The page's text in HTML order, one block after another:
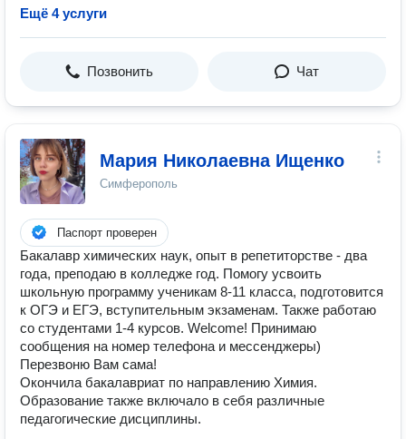
Ещё 4 услуги
Позвонить Чат
Мария Николаевна Ищенко
Симферополь
Паспорт проверен
Бакалавр химических наук, опыт в репетиторстве - два
года, преподаю в колледже год. Помогу усвоить
школьную программу ученикам 8-11 класса, подготовится
к ОГЭ и ЕГЭ, вступительным экзаменам. Также работаю
со студентами 1-4 курсов. Welcome! Принимаю
сообщения на номер телефона и мессенджеры)
Перезвоню Вам сама!
Окончила бакалавриат по направлению Химия.
Образование также включало в себя различные
педагогические дисциплины.